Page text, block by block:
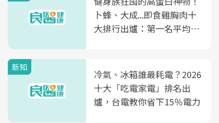
卜蜂、大成...即食雞胸肉十
大排行出爐：第一名平均一
新知
冷氣、冰箱誰最耗電？2026
十大「吃電家電」排名出
爐，台電教你省下15％電力